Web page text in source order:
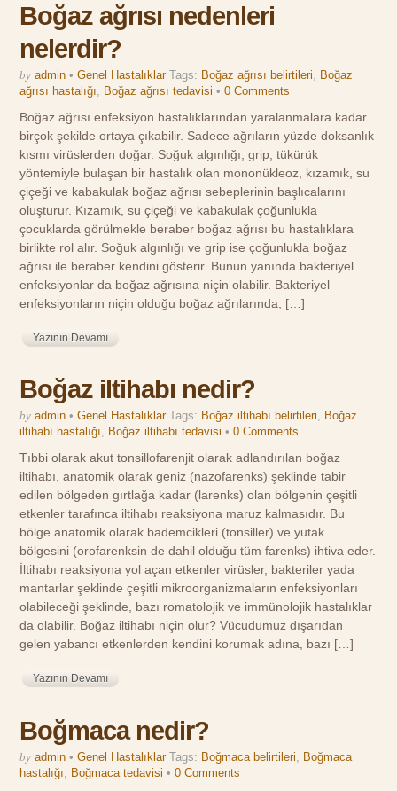
Boğaz ağrısı nedenleri
nelerdir?
by admin • Genel Hastalıklar Tags: Boğaz ağrısı belirtileri
Boğaz
ağrısı hastalığı
Boğaz ağrısı tedavisi •0 Comments
Boğaz ağrısı enfeksiyon hastalıklarından yaralanmalara kadar
birçok şekilde ortaya çıkabilir. Sadece ağrıların yüzde doksanlık
kısmı virüslerden doğar. Soğuk algınlığı, grip, tükürük
yöntemiyle bulaşan bir hastalık olan mononükleoz, kızamık, su
çiçeği ve kabakulak boğaz ağrısı sebeplerinin başlıcalarını
oluşturur. Kızamık, su çiçeği ve kabakulak çoğunlukla
çocuklarda görülmekle beraber boğaz ağrısı bu hastalıklara
birlikte rol alır. Soğuk algınlığı ve grip ise çoğunlukla boğaz
ağrısı ile beraber kendini gösterir. Bunun yanında bakteriyel
enfeksiyonlar da boğaz ağrısına niçin olabilir. Bakteriyel
enfeksiyonların niçin olduğu boğaz ağrılarında, […]
Yazının Devamı
Boğaz iltihabı nedir?
by admin • Genel Hastalıklar Tags: Boğaz iltihabı belirtileri, Boğaz
iltihabı hastalığı, Boğaz iltihabı tedavisi •0 Comments
Tıbbi olarak akut tonsillofarenjit olarak adlandırılan boğaz
iltihabı, anatomik olarak geniz (nazofarenks) şeklinde tabir
edilen bölgeden gırtlağa kadar (larenks) olan bölgenin çeşitli
etkenler tarafınca iltihabı reaksiyona maruz kalmasıdır. Bu
bölge anatomik olarak bademcikleri (tonsiller) ve yutak
bölgesini (orofarenksin de dahil olduğu tüm farenks) ihtiva eder.
İltihabı reaksiyona yol açan etkenler virüsler, bakteriler yada
mantarlar şeklinde çeşitli mikroorganizmaların enfeksiyonları
olabileceği şeklinde, bazı romatolojik ve immünolojik hastalıklar
da olabilir. Boğaz iltihabı niçin olur? Vücudumuz dışarıdan
gelen yabancı etkenlerden kendini korumak adına, bazı […]
Yazının Devamı
Boğmaca nedir?
by admin • Genel Hastalıklar Tags: Boğmaca belirtileri
Boğmaca
hastalığı
Boğmaca tedavisi •0 Comments